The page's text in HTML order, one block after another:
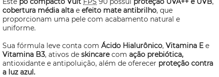
cobertura média alta e efeito mate antibrilho, que
proporcionam uma pele com acabamento natural e
uniforme.
Sua fórmula leve conta com Ácido Hialurônico, Vitamina E e
Vitamina B3, ativos de skincarecom ação prebiótica,
antioxidante e antipoluição, além de oferecer proteção contra
a luz azul.